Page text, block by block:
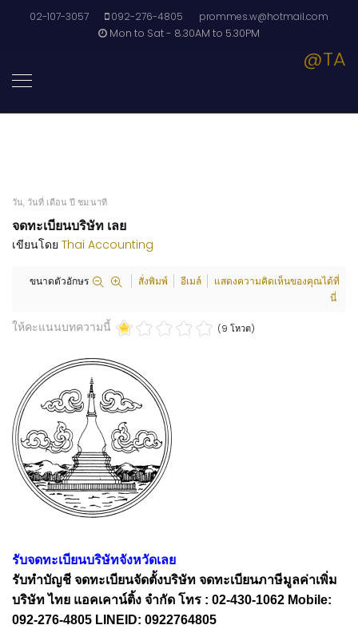
02-107-3057 092-276-4805
prommes.w@hotmail.com
Mon to Sat - 8.30AM to 5.30PM
@TA
วัน, วันที่ เดือน ปี ชม:นาที
จดทะเบียนบริษัท เลย
เขียนโดย Thai Accounting
ขนาดตัวอักษร สั่งพิมพ์ อีเมล์
แสดงความคิดเห็นของคุณได้ที่
นี่
ให้คะแนนบทความนี้ (9 โหวต)
รับจดทะเบียนบริษัทจังหวัดเลย
รับทำบัญชี จดทะเบียนจัดตั้งบริษัท จดทะเบียนภาษีมูลค่าเพิ่ม
บริษัท ไทย แอคเคาน์ติ้ง จำกัด โทร : 02-430-1062 Mobile:
092-276-4805 LINEID: 0922764805